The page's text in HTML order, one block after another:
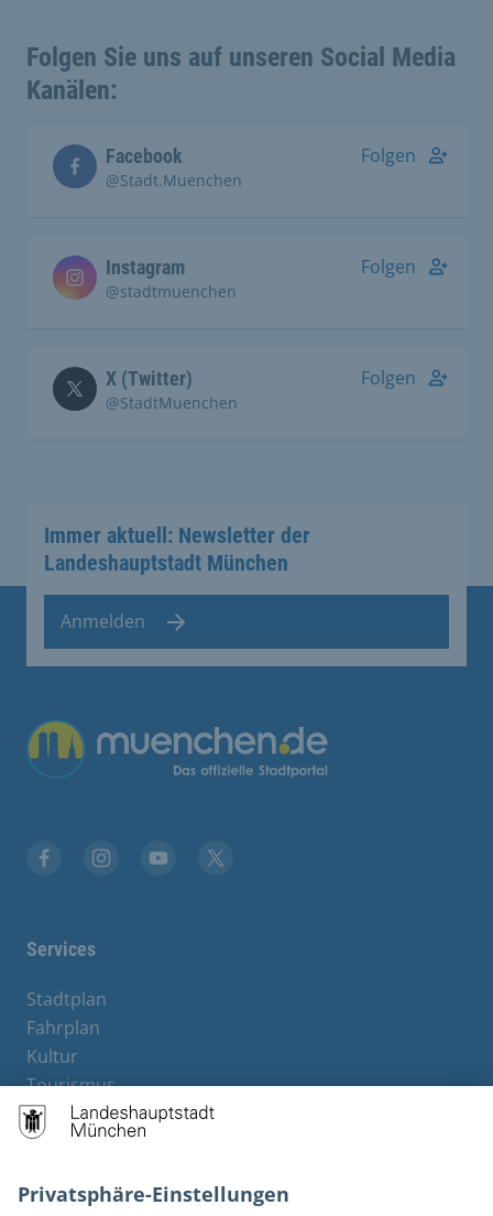
Folgen Sie uns auf unseren Social Media
Kanälen:
Facebook
@Stadt.Muenchen
Folgen
Instagram
@stadtmuenchen
Folgen
X (Twitter)
@StadtMuenchen
Folgen
Immer aktuell: Newsletter der
Landeshauptstadt München
Anmelden
Übergreifende Links
Services
Stadtplan
Fahrplan
Kultur
Tourismus
M-Strom
Bürgerservice